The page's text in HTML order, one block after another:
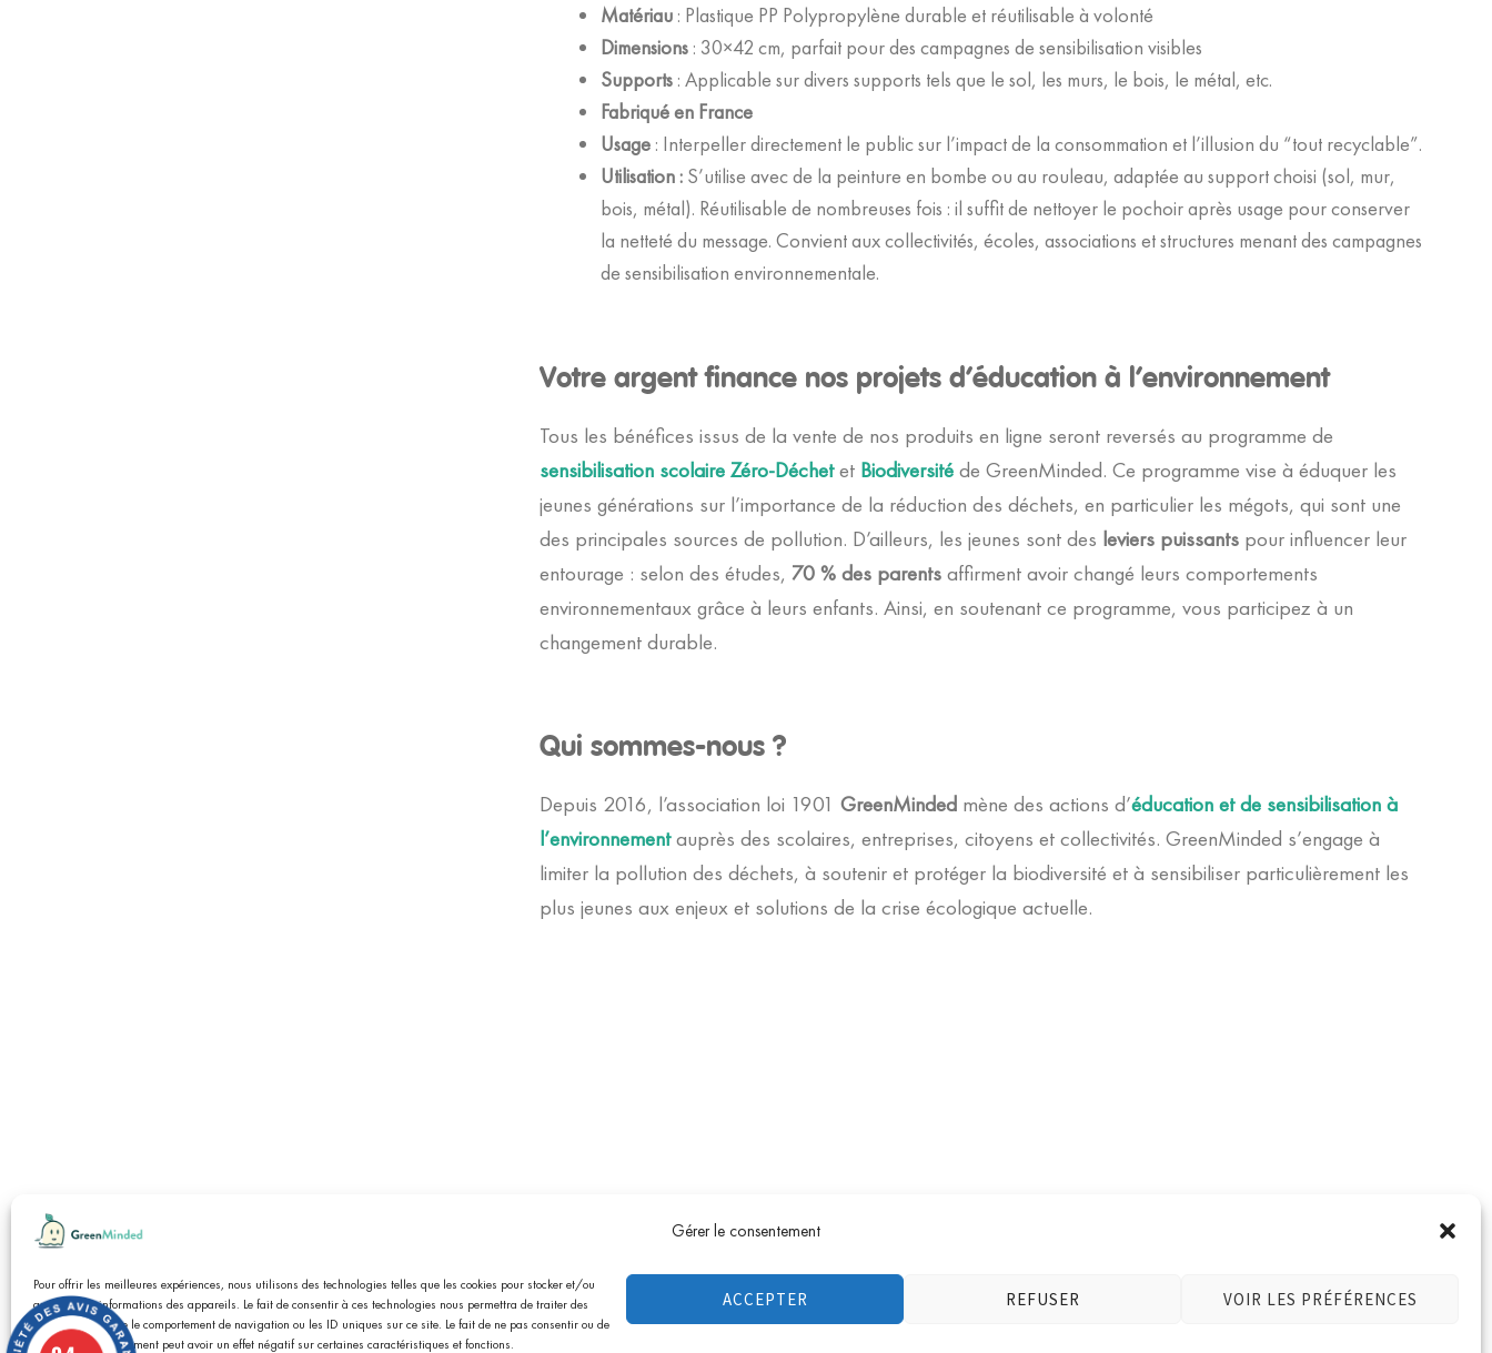
Gérer le consentement
Pour offrir les meilleures expériences, nous utilisons des technologies telles que les cookies pour stocker et/ou
accéder aux informations des appareils. Le fait de consentir à ces technologies nous permettra de traiter des
données telles que le comportement de navigation ou les ID uniques sur ce site. Le fait de ne pas consentir ou de
retirer son consentement peut avoir un effet négatif sur certaines caractéristiques et fonctions.
ACCEPTER REFUSER VOIR LES PRÉFÉRENCES
Matériau: Plastique PP Polypropylène durable et réutilisable à volonté
Dimensions: 30×42 cm, parfait pour des campagnes de sensibilisation visibles
Supports: Applicable sur divers supports tels que le sol, les murs, le bois, le métal, etc.
Fabriqué en France
Usage: Interpeller directement le public sur l’impact de la consommation et l’illusion du “tout recyclable”.
Utilisation : S’utilise avec de la peinture en bombe ou au rouleau, adaptée au support choisi (sol, mur,
bois, métal). Réutilisable de nombreuses fois : il suffit de nettoyer le pochoir après usage pour conserver
la netteté du message. Convient aux collectivités, écoles, associations et structures menant des campagnes
de sensibilisation environnementale.
Votre argent finance nos projets d’éducation à l’environnement
Tous les bénéfices issus de la vente de nos produits en ligne seront reversés au programme de
sensibilisation scolaire Zéro-Déchetet Biodiversitéde GreenMinded. Ce programme vise à éduquer les
jeunes générations sur l’importance de la réduction des déchets, en particulier les mégots, qui sont une
des principales sources de pollution. D’ailleurs, les jeunes sont des leviers puissantspour influencer leur
entourage : selon des études, 70 % des parentsaffirment avoir changé leurs comportements
environnementaux grâce à leurs enfants. Ainsi, en soutenant ce programme, vous participez à un
changement durable.
Qui sommes-nous ?
Depuis 2016, l’association loi 1901 GreenMindedmène des actions d’éducation et de sensibilisation à
l’environnementauprès des scolaires, entreprises, citoyens et collectivités. GreenMinded s’engage à
limiter la pollution des déchets, à soutenir et protéger la biodiversité et à sensibiliser particulièrement les
plus jeunes aux enjeux et solutions de la crise écologique actuelle.
Tous les prix sont T.T.C, T.V.A non-applicable, art. 293-B du CGI (association à but non lucratif). Tous les bénéfices sont utilisés pour les actions de sensibilisation de
l’association loi 1901 GreenMinded. Copyright © 2024 [greenminded.fr]. Tous droits réservés.